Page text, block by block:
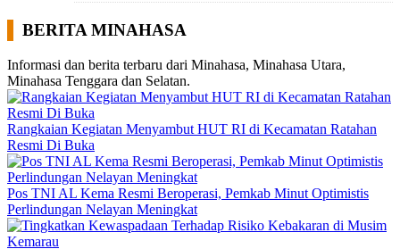
BERITA MINAHASA
Informasi dan berita terbaru dari Minahasa, Minahasa Utara,
Minahasa Tenggara dan Selatan.
Rangkaian Kegiatan Menyambut HUT RI di Kecamatan Ratahan
Resmi Di Buka
Pos TNI AL Kema Resmi Beroperasi, Pemkab Minut Optimistis
Perlindungan Nelayan Meningkat